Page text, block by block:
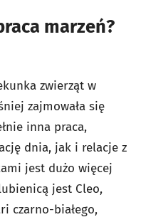
marzeń?
zwierząt w
zajmowała się
inna praca,
dnia, jak i relacje z
jest dużo więcej
jest Cleo,
czarno-białego,